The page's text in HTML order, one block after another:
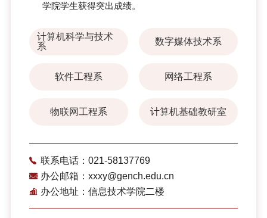
学院学生获得突出成绩。
计算机科学与技术
系
数字媒体技术系
软件工程系 网络工程系
物联网工程系 计算机基础教研室
联系电话：021-58137769
办公邮箱：xxxy@gench.edu.cn
办公地址：信息技术学院二楼